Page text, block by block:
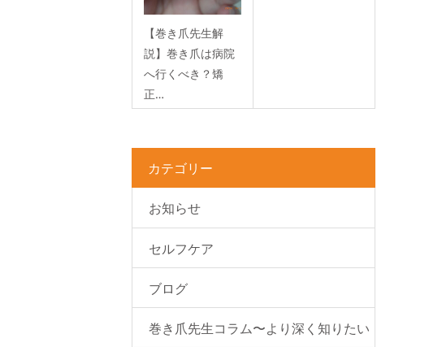
【巻き爪先生解
説】巻き爪は病院
へ行くべき？矯
正…
2026.06.1
カテゴリー
お知らせ
セルフケア
ブログ
巻き爪先生コラム〜より深く知りたい